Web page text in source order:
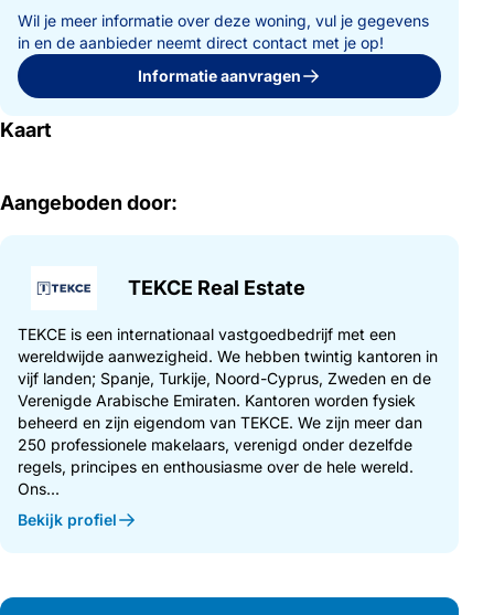
Wil je meer informatie over deze woning, vul je gegevens
in en de aanbieder neemt direct contact met je op!
Informatie aanvragen
Kaart
Aangeboden door:
TEKCE Real Estate
TEKCE is een internationaal vastgoedbedrijf met een
wereldwijde aanwezigheid. We hebben twintig kantoren in
vijf landen; Spanje, Turkije, Noord-Cyprus, Zweden en de
Verenigde Arabische Emiraten. Kantoren worden fysiek
beheerd en zijn eigendom van TEKCE. We zijn meer dan
250 professionele makelaars, verenigd onder dezelfde
regels, principes en enthousiasme over de hele wereld.
Ons...
Bekijk profiel